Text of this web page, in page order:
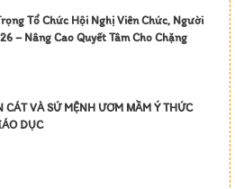
Tổ Chức Hội Nghị Viên Chức, Người
– Nâng Cao Quyết Tâm Cho Chặng
CÁT VÀ SỨ MỆNH ƯƠM MẦM Ý THỨC
DỤC